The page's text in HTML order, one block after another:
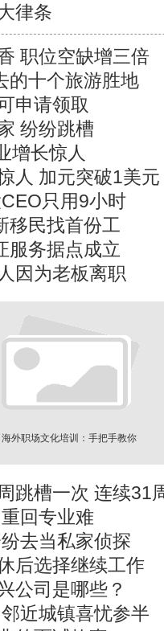
律条
职位空缺增三倍
的十个旅游胜地
申请领取
纷纷跳槽
增长惊人
人 加元突破1美元
只用9小时
移民找首份工
服务据点成立
因为老板离职
海外职场文化培训：手把手教你
跳槽一次 连续31
回专业难
去当私家侦探
后选择继续工作
公司是哪些？
近城镇喜忧参半